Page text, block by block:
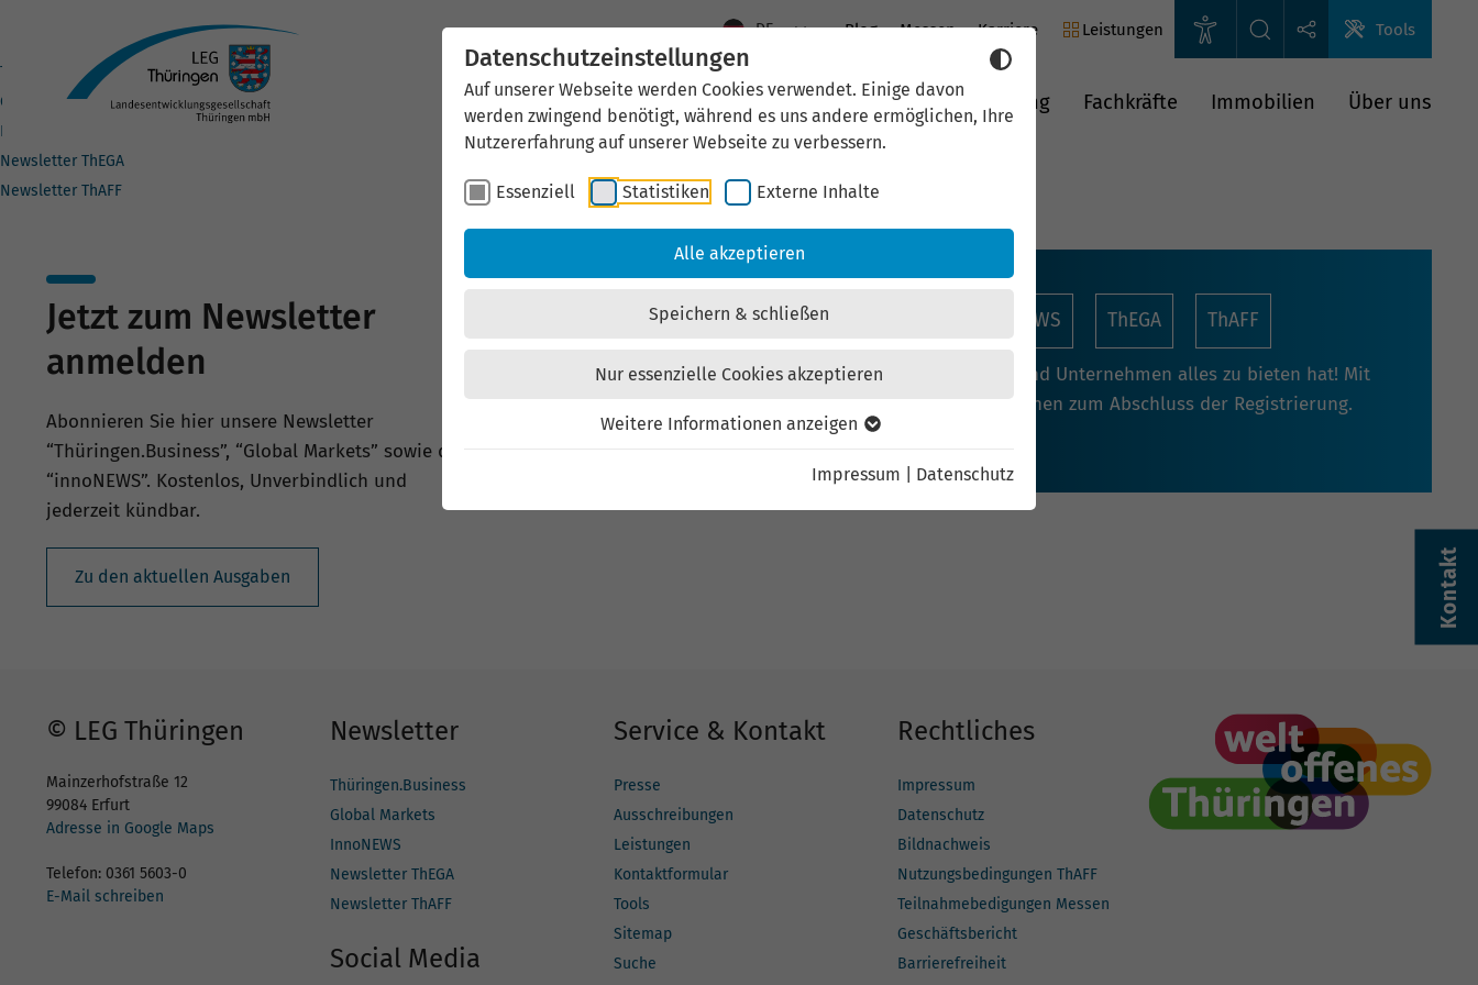
Datenschutzeinstellungen
Auf unserer Webseite werden Cookies verwendet. Einige davon
werden zwingend benötigt, während es uns andere ermöglichen, Ihre
Nutzererfahrung auf unserer Webseite zu verbessern.
Essenziell Statistiken Externe Inhalte
Alle akzeptieren
Speichern & schließen
Nur essenzielle Cookies akzeptieren
Weitere Informationen anzeigen
Impressum Datenschutz
DE Blog Messen Karriere Leistungen Tools
Aktuelles Standort Thüringen Wirtschaftsförderung Fachkräfte Immobilien Über uns
Kontakt
Footer Content Newsletter
Thüringen.Business
Global Markets
InnoNEWS
Newsletter ThEGA
Newsletter ThAFF
Jetzt zum Newsletter
anmelden
Abonnieren Sie hier unsere Newsletter
“Thüringen.Business”, “Global Markets” sowie die
“innoNEWS”. Kostenlos, Unverbindlich und
jederzeit kündbar.
Zu den aktuellen Ausgaben
Thüringen.Business Global Markets InnoNEWS ThEGA ThAFF
Erfahren Sie, was der Standort Thüringen Investoren und Unternehmen alles zu bieten hat! Mit
dem Absenden erhalten Sie eine E-Mail mit Informationen zum Abschluss der Registrierung.
© LEG Thüringen
Mainzerhofstraße 12
99084 Erfurt
Adresse in Google Maps
Telefon: 0361 5603-0
E-Mail schreiben
Newsletter
Thüringen.Business
Global Markets
InnoNEWS
Newsletter ThEGA
Newsletter ThAFF
Social Media
Service & Kontakt
Presse
Ausschreibungen
Leistungen
Kontaktformular
Tools
Sitemap
Suche
Rechtliches
Impressum
Datenschutz
Bildnachweis
Nutzungsbedingungen ThAFF
Teilnahmebedigungen Messen
Geschäftsbericht
Barrierefreiheit